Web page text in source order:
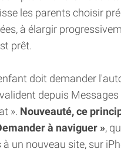
les parents choisir
à élargir
prêt.
doit demander
depuis Messages
». Nouveauté, ce
à naviguer »,
un nouveau site, sur